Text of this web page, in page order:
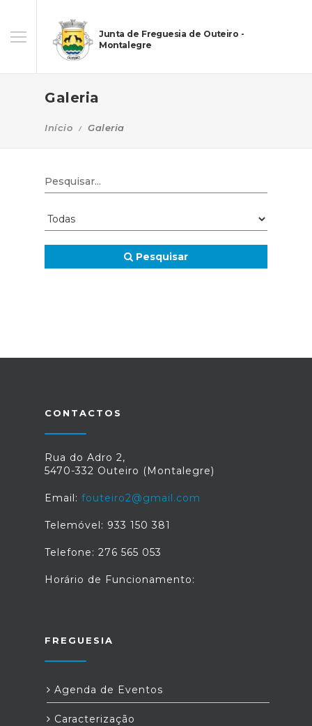
Junta de Freguesia de Outeiro -
Montalegre
Galeria
Início Galeria
Pesquisar
CONTACTOS
Rua do Adro 2,
5470-332 Outeiro (Montalegre)
Email: fouteiro2@gmail.com
Telemóvel: 933 150 381
Telefone: 276 565 053
Horário de Funcionamento:
FREGUESIA
Agenda de Eventos
Caracterização